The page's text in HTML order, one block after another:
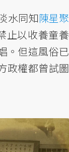
水同知陳星聚
止以收養童養
。但這風俗已
政權都曾試圖